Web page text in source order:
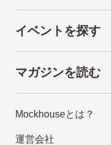
イベントを探す
マガジンを読む
Mockhouseとは？
運営会社